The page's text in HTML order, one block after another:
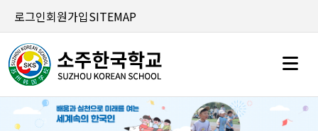
로그인회원가입SITEMAP